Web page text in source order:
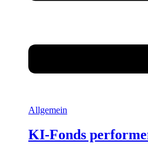
Allgemein
KI-Fonds